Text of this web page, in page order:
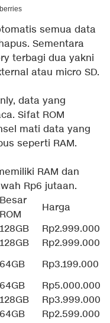
semua data
Sementara
terbagi dua yakni
atau micro SD.
data yang
Sifat ROM
mati data yang
seperti RAM.
RAM dan
Rp6 jutaan.
Besar
ROM
Harga
128GB
Rp2.999.000
128GB
Rp2.999.000
64GB
Rp3.199.000
64GB
Rp5.000.000
128GB
Rp3.999.000
64GB
Rp2.599.000